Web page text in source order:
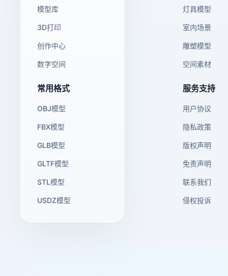
模型库
3D打印
创作中心
数字空间
灯具模型
室内场景
雕塑模型
空间素材
常用格式
OBJ模型
FBX模型
GLB模型
GLTF模型
STL模型
USDZ模型
服务支持
用户协议
隐私政策
版权声明
免责声明
联系我们
侵权投诉